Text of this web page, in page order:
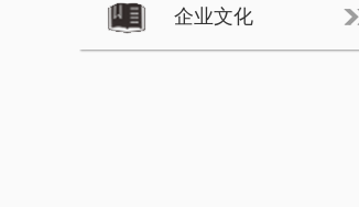
企业文化